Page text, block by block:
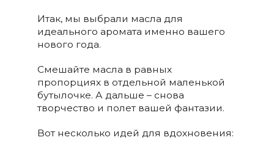
Итак, мы выбрали масла для
идеального аромата именно вашего
нового года.
Смешайте масла в равных
пропорциях в отдельной маленькой
бутылочке. А дальше – снова
творчество и полет вашей фантазии.
Вот несколько идей для вдохновения: